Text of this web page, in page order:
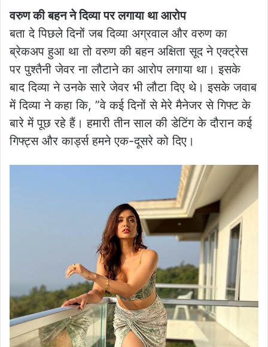
वरुण की बहन ने दिव्या पर लगाया था आरोप
बता दे पिछले दिनों जब दिव्या अग्रवाल और वरुण का
ब्रेकअप हुआ था तो वरुण की बहन अक्षिता सूद ने एक्ट्रेस
पर पुश्तैनी जेवर ना लौटाने का आरोप लगाया था। इसके
बाद दिव्या ने उनके सारे जेवर भी लौटा दिए थे। इसके जवाब
में दिव्या ने कहा कि, ”वे कई दिनों से मेरे मैनेजर से गिफ्ट के
बारे में पूछ रहे हैं। हमारी तीन साल की डेटिंग के दौरान कई
गिफ्ट्स और कार्ड्स हमने एक-दूसरे को दिए।